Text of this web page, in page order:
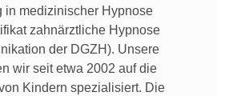
in medizinischer Hypnose
zahnärztliche Hypnose
der DGZH). Unsere
wir seit etwa 2002 auf die
Kindern spezialisiert. Die